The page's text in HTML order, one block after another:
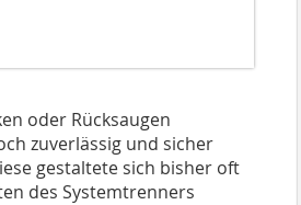
oder Rücksaugen
zuverlässig und sicher
gestaltete sich bisher oft
des Systemtrenners